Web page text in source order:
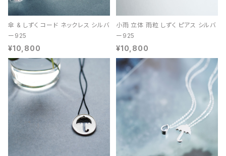
傘 & しずく コード ネックレス シルバ
ー925
¥10,800
小雨 立体 雨粒 しずく ピアス シルバ
ー925
¥10,800